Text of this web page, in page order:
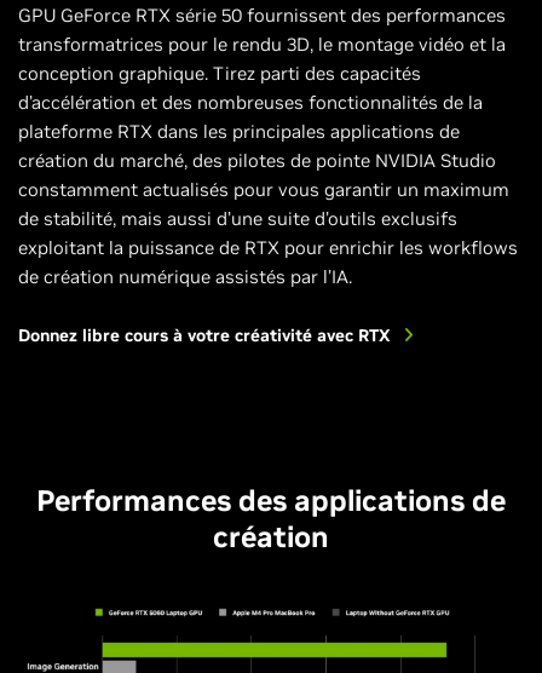
GPU GeForce RTX série 50 fournissent des performances
transformatrices pour le rendu 3D, le montage vidéo et la
conception graphique. Tirez parti des capacités
d’accélération et des nombreuses fonctionnalités de la
plateforme RTX dans les principales applications de
création du marché, des pilotes de pointe NVIDIA Studio
constamment actualisés pour vous garantir un maximum
de stabilité, mais aussi d’une suite d’outils exclusifs
exploitant la puissance de RTX pour enrichir les workflows
de création numérique assistés par l’IA.
Donnez libre cours à votre créativité avec RTX
Performances des applications de
création